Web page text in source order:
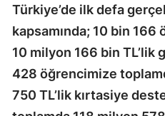
Türkiye’de ilk defa
kapsamında; 10 bin
10 milyon 166 bin TL’lik
428 öğrencimize
750 TL’lik kırtasiye